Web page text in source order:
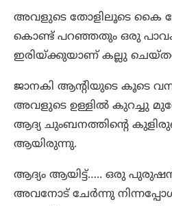
അവളുടെ തോളിലൂടെ കൈ
കൊണ്ട് പറഞ്ഞതും ഒരു
ഇരിയ്ക്കുയാണ് കല്ലു
ജാനകി ആന്റിയുടെ കൂടെ
അവളുടെ ഉള്ളിൽ കുറച്ചു
ആദ്യ ചുംബനത്തിന്റെ
ആയിരുന്നു.
ആദ്യം ആയിട്ട്….. ഒരു
അവനോട് ചേർന്നു